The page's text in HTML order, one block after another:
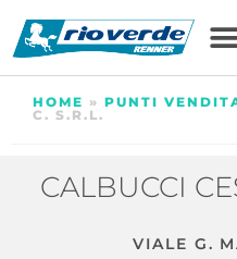
HOME » PUNTI
C. S.R.L.
CALBUCCI
VIALE G.